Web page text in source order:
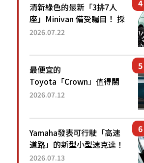
清新綠色的最新「3排7人
座」Minivan 備受矚目！ 採
用全長4.7公尺剛剛好的車
還推出467萬元日圓起的5
人座版...
2026.07.22
最便宜的
Toyota「Crown」值得關
注！ 搭載4WD、每公升
眼！ 配備豐富、超越售價
水準，堪稱高CP值代表的
「...
2026.07.12
Yamaha發表可行駛「高速
道路」的新型小型速克達！
搭載能享受超強勁「渦輪
2026.07.13